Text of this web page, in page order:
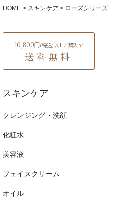
HOME スキンケア ローズシリーズ
10,800円(税込)以上ご購入で
送料無料
スキンケア
クレンジング・洗顔
化粧水
美容液
フェイスクリーム
オイル